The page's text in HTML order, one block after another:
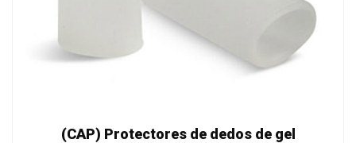
(CAP) Protectores de dedos de gel